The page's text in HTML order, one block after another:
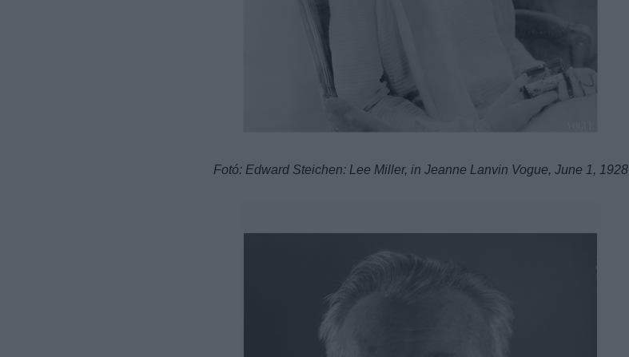
Fotó: Edward Steichen: Lee Miller, in Jeanne Lanvin Vogue, June 1, 1928